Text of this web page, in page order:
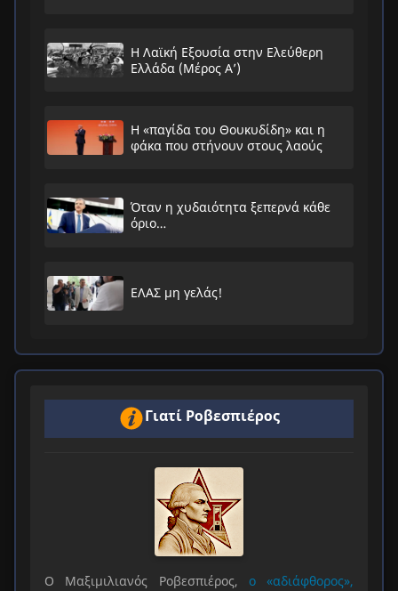
Η Λαϊκή Εξουσία στην Ελεύθερη
Ελλάδα (Μέρος Α’)
Η «παγίδα του Θουκυδίδη» και η
φάκα που στήνουν στους λαούς
Όταν η χυδαιότητα ξεπερνά κάθε
όριο…
ΕΛΑΣ μη γελάς!
Γιατί Ροβεσπιέρος
Ο Μαξιμιλιανός Ροβεσπιέρος, ο «αδιάφθορος»,